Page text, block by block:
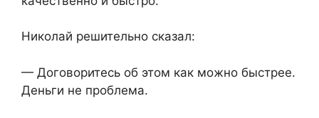
Николай решительно сказал:
— Договоритесь об этом как можно быстрее.
Деньги не проблема.